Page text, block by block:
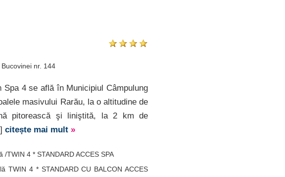
Bucovinei nr. 144
Spa 4 se află în Municipiul Câmpulung
masivului Rarău, la o altitudine de
pitorească şi liniştită, la 2 km de
citește mai mult »
/TWIN 4 * STANDARD ACCES SPA
TWIN 4 * STANDARD CU BALCON ACCES